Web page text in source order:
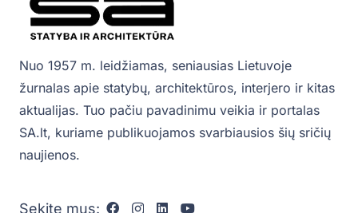
Nuo 1957 m. leidžiamas, seniausias Lietuvoje
žurnalas apie statybų, architektūros, interjero ir kitas
aktualijas. Tuo pačiu pavadinimu veikia ir portalas
SA.lt, kuriame publikuojamos svarbiausios šių sričių
naujienos.
Sekite mus: